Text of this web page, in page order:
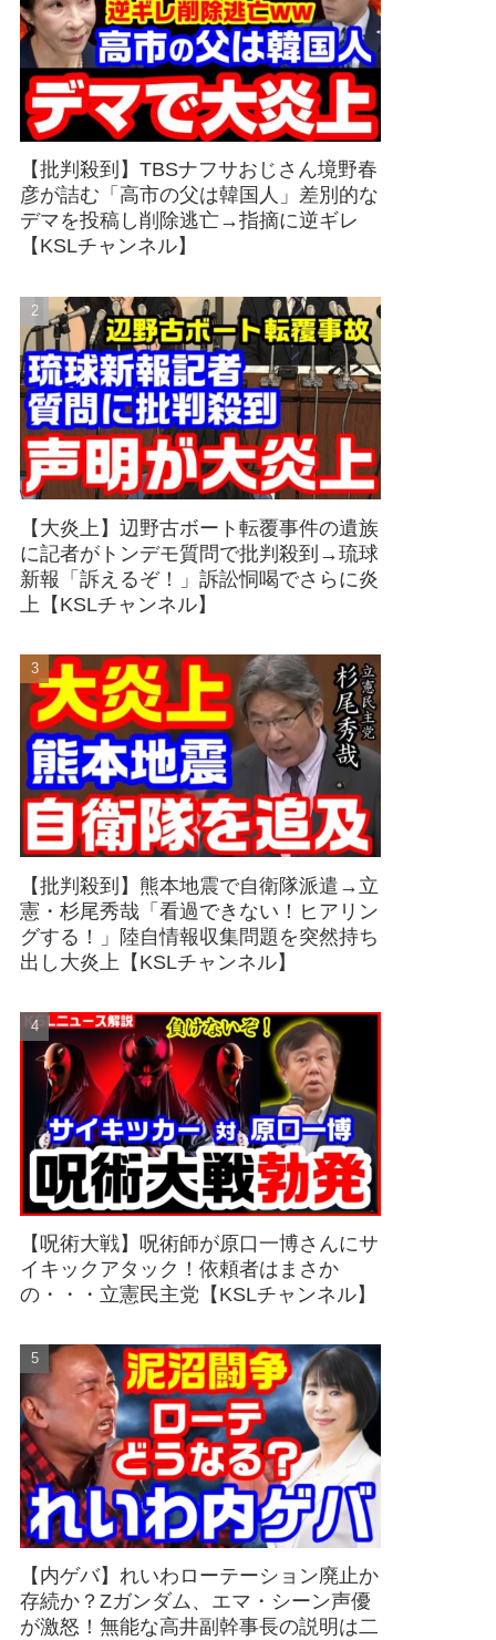
【批判殺到】TBSナフサおじさん境野春
彦が詰む「高市の父は韓国人」差別的な
デマを投稿し削除逃亡→指摘に逆ギレ
【KSLチャンネル】
【大炎上】辺野古ボート転覆事件の遺族
に記者がトンデモ質問で批判殺到→琉球
新報「訴えるぞ！」訴訟恫喝でさらに炎
上【KSLチャンネル】
【批判殺到】熊本地震で自衛隊派遣→立
憲・杉尾秀哉「看過できない！ヒアリン
グする！」陸自情報収集問題を突然持ち
出し大炎上【KSLチャンネル】
【呪術大戦】呪術師が原口一博さんにサ
イキックアタック！依頼者はまさか
の・・・立憲民主党【KSLチャンネル】
【内ゲバ】れいわローテーション廃止か
存続か？Zガンダム、エマ・シーン声優
が激怒！無能な高井副幹事長の説明は二